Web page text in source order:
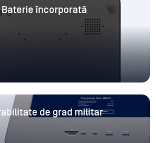
Baterie încorporată
de grad militar